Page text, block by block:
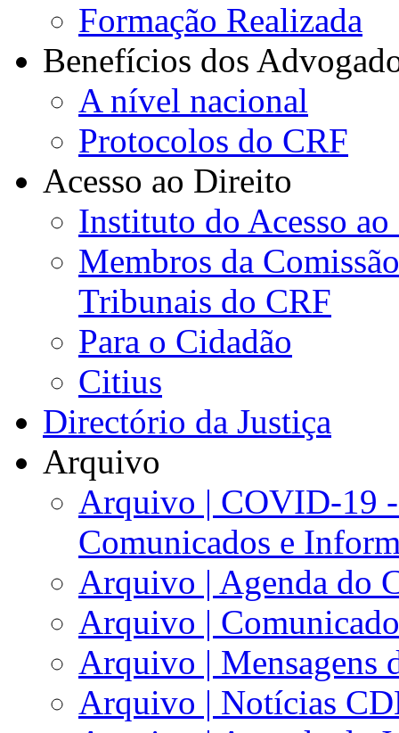
Formação Realizada
Benefícios dos
A nível nacional
Protocolos do CRF
Acesso ao Direito
Instituto do Acesso
Membros da
Tribunais do CRF
Para o Cidadão
Citius
Directório da Justiça
Arquivo
Arquivo | COVID-19
Comunicados e
Arquivo | Agenda do
Arquivo |
Arquivo | Mensagens
Arquivo | Notícias